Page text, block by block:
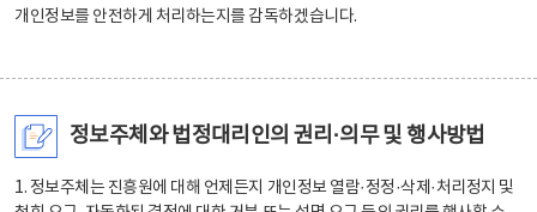
개인정보를 안전하게 처리하는지를 감독하겠습니다.
정보주체와 법정대리인의 권리·의무 및 행사방법
1. 정보주체는 진흥원에 대해 언제든지 개인정보 열람·정정·삭제·처리정지 및